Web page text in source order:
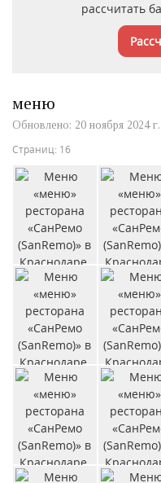
рассчитать
меню
Обновлено: 20 ноября 2024 г.
Страниц: 16